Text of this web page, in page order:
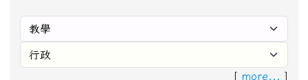
今天：
昨天：
本週：